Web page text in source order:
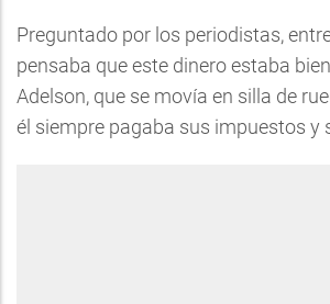
Preguntado por los periodistas,
pensaba que este dinero estaba
Adelson, que se movía en silla de
él siempre pagaba sus impuestos y